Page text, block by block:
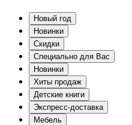
Новый год
Новинки
Скидки
Специально для Вас
Новинки
Хиты продаж
Детские книги
Экспресс-доставка
Мебель